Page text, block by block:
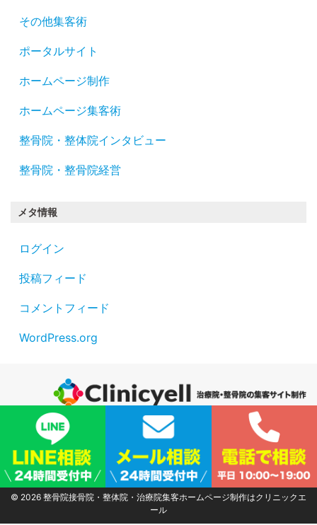
その他集客術
ポータルサイト
ホームページ制作
ホームページ集客術
整骨院・整体院インタビュー
整骨院・整骨院経営
メタ情報
ログイン
投稿フィード
コメントフィード
WordPress.org
サイトマップ | プライバシーポリシー | 会社概要
© 2026 整骨院接骨院・整体院・治療院集客ホームページ制作はクリニックエ
ール